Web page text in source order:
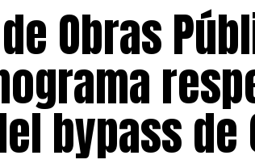
Obras
bypass de